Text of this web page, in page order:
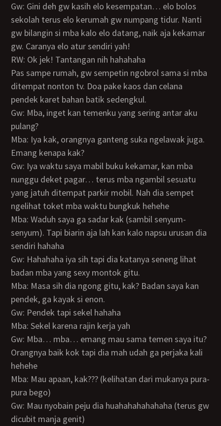
Gw: Gini deh gw kasih elo kesempatan… elo bolos
sekolah terus elo kerumah gw numpang tidur. Nanti
gw bilangin si mba kalo elo datang, naik aja kekamar
gw. Caranya elo atur sendiri yah!
RW: Ok jek! Tantangan nih hahahaha
Pas sampe rumah, gw sempetin ngobrol sama si mba
ditempat nonton tv. Doa pake kaos dan celana
pendek karet bahan batik sedengkul.
Gw: Mba, inget kan temenku yang sering antar aku
pulang?
Mba: Iya kak, orangnya ganteng suka ngelawak juga.
Emang kenapa kak?
Gw: Iya waktu saya mabil buku kekamar, kan mba
nunggu deket pagar… terus mba ngambil sesuatu
yang jatuh ditempat parkir mobil. Nah dia sempet
ngelihat toket mba waktu bungkuk hehehe
Mba: Waduh saya ga sadar kak (sambil senyum-
senyum). Tapi biarin aja lah kan kalo napsu urusan dia
sendiri hahaha
Gw: Hahahaha iya sih tapi dia katanya seneng lihat
badan mba yang sexy montok gitu.
Mba: Masa sih dia ngong gitu, kak? Badan saya kan
pendek, ga kayak si enon.
Gw: Pendek tapi sekel hahaha
Mba: Sekel karena rajin kerja yah
Gw: Mba… mba… emang mau sama temen saya itu?
Orangnya baik kok tapi dia mah udah ga perjaka kali
hehehe
Mba: Mau apaan, kak??? (kelihatan dari mukanya pura-
pura bego)
Gw: Mau nyobain peju dia huahahahahahaha (terus gw
dicubit manja genit)